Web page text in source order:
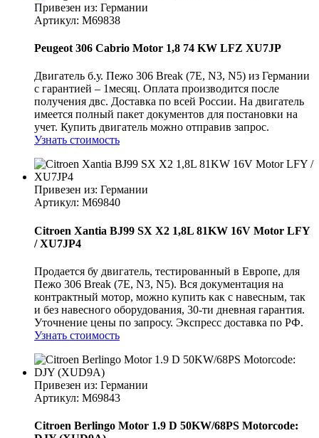
Привезен из: Германии
Артикул: M69838
Peugeot 306 Cabrio Motor 1,8 74 KW LFZ XU7JP
Двигатель б.у. Пежо 306 Break (7E, N3, N5) из Германии
с гарантией – 1месяц. Оплата производится после
получения двс. Доставка по всей России. На двигатель
имеется полный пакет документов для постановки на
учет. Купить двигатель можно отправив запрос.
Узнать стоимость
Привезен из: Германии
Артикул: M69840
Citroen Xantia BJ99 SX X2 1,8L 81KW 16V Motor LFY
/ XU7JP4
Продается бу двигатель, тестированный в Европе, для
Пежо 306 Break (7E, N3, N5). Вся документация на
контрактный мотор, можно купить как с навесным, так
и без навесного оборудования, 30-ти дневная гарантия.
Уточнение цены по запросу. Экспресс доставка по РФ.
Узнать стоимость
Привезен из: Германии
Артикул: M69843
Citroen Berlingo Motor 1.9 D 50KW/68PS Motorcode: